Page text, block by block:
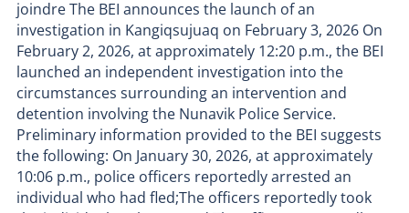
joindre The BEI announces the launch of an
investigation in Kangiqsujuaq on February 3, 2026 On
February 2, 2026, at approximately 12:20 p.m., the BEI
launched an independent investigation into the
circumstances surrounding an intervention and
detention involving the Nunavik Police Service.
Preliminary information provided to the BEI suggests
the following: On January 30, 2026, at approximately
10:06 p.m., police officers reportedly arrested an
individual who had fled;The officers reportedly took